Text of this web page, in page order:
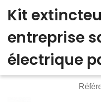
Kit
entreprise
électrique